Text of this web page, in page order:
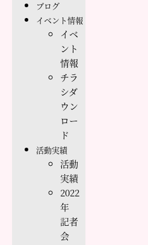
ブログ
イベント情報
イベ
ント
情報
チラ
シダ
ウン
ロー
ド
活動実績
活動
実績
2022
年
記者
会